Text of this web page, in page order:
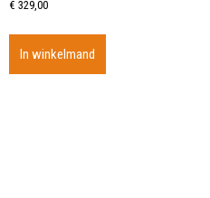
€ 329,00
In winkelmand